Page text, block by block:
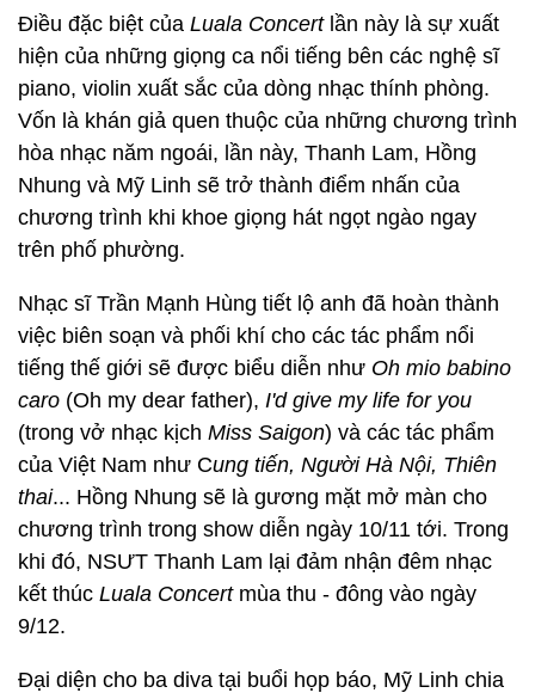
Điều đặc biệt của Luala Concertlần này là sự xuất
hiện của những giọng ca nổi tiếng bên các nghệ sĩ
piano, violin xuất sắc của dòng nhạc thính phòng.
Vốn là khán giả quen thuộc của những chương trình
hòa nhạc năm ngoái, lần này, Thanh Lam, Hồng
Nhung và Mỹ Linh sẽ trở thành điểm nhấn của
chương trình khi khoe giọng hát ngọt ngào ngay
trên phố phường.
Nhạc sĩ Trần Mạnh Hùng tiết lộ anh đã hoàn thành
việc biên soạn và phối khí cho các tác phẩm nổi
tiếng thế giới sẽ được biểu diễn như Oh mio babino
caro (Oh my dear father), I'd give my life for you
(trong vở nhạc kịch Miss Saigon) và các tác phẩm
của Việt Nam như Cung tiến, Người Hà Nội, Thiên
thai... Hồng Nhung sẽ là gương mặt mở màn cho
chương trình trong show diễn ngày 10/11 tới. Trong
khi đó, NSƯT Thanh Lam lại đảm nhận đêm nhạc
kết thúc Luala Concert mùa thu - đông vào ngày
9/12.
Đại diện cho ba diva tại buổi họp báo, Mỹ Linh chia